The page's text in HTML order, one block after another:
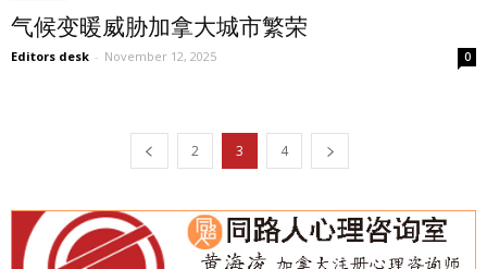
气候变暖威胁加拿大城市繁荣
Editors desk - November 12, 2025 0
2 3 4